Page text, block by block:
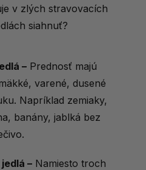
v zlých stravovacích
siahnuť?
– Prednosť majú
varené, dusené
Napríklad zemiaky,
banány, jablká bez
– Namiesto troch